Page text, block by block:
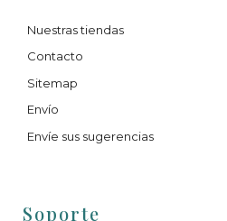
Nuestras tiendas
Contacto
Sitemap
Envío
Envíe sus sugerencias
Soporte